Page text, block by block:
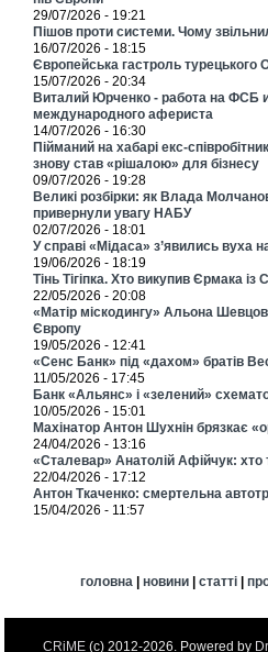
29/07/2026 - 19:21
Пішов проти системи. Чому
16/07/2026 - 18:15
Європейська гастроль турецького
15/07/2026 - 20:34
Виталий Юрченко - работа на ФСБ
международного афериста
14/07/2026 - 16:30
Пійманий на хабарі екс-
знову став «рішалою» для бізнесу
09/07/2026 - 19:28
Великі розбірки: як Влада
привернули увагу НАБУ
02/07/2026 - 18:01
У справі «Мідаса» з’явились вуха
19/06/2026 - 18:19
Тінь Тігіпка. Хто викупив Єрмака із
22/05/2026 - 20:08
«Матір міскодингу» Альона
Європу
19/05/2026 - 12:41
«Сенс Банк» під «дахом» братів
11/05/2026 - 17:45
Банк «Альянс» і «зелений»
10/05/2026 - 15:01
Махінатор Антон Шухнін брязкає
24/04/2026 - 13:16
«Сталевар» Анатолій Афійчук: хто
22/04/2026 - 17:12
Антон Ткаченко: смертельна
15/04/2026 - 11:57
головна| новини| статті|
CRiME (c) 2012-2026. Powered by